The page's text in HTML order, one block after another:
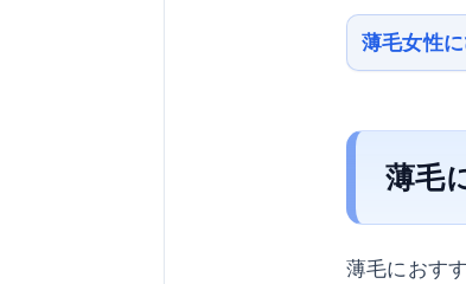
薄毛女性
薄毛
薄毛におす